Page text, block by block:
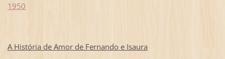
1950
A História de Amor de Fernando e Isaura